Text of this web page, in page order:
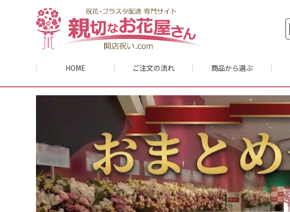
HOME ご注文の流れ 商品から選ぶ